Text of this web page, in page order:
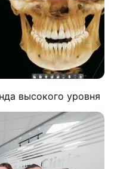
высокого уровня